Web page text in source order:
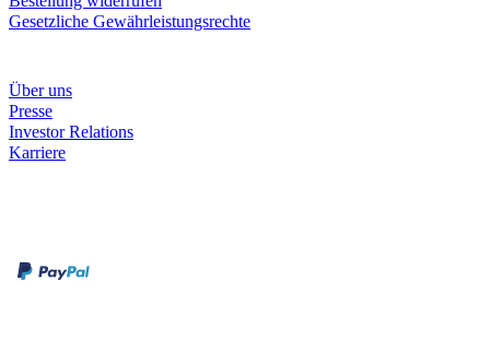
Gesetzliche Gewährleistungsrechte
Über uns
Presse
Investor Relations
Karriere